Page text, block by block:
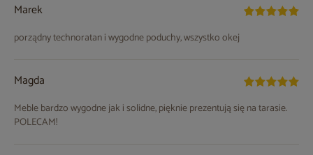
Marek
porządny technoratan i wygodne poduchy, wszystko okej
Magda
Meble bardzo wygodne jak i solidne, pięknie prezentują się na tarasie.
POLECAM!